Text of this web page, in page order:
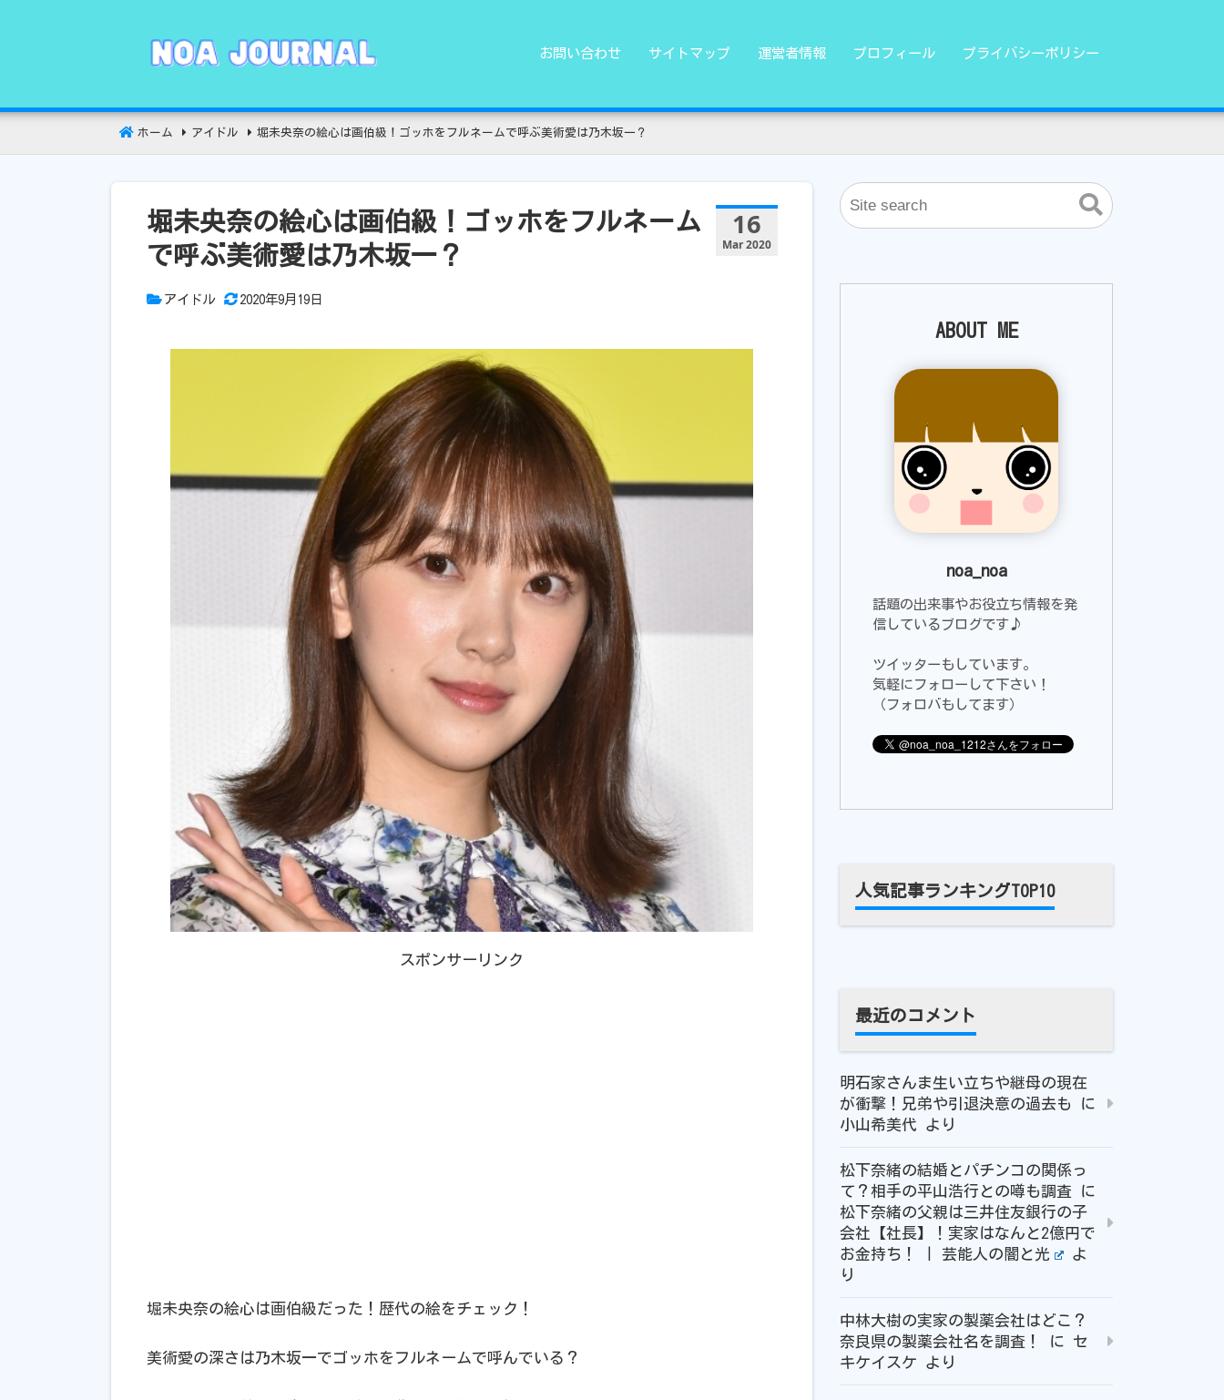
ツ
移
お問い合わせ サイトマップ 運営者情報 プロフィール プライバシーポリシー
ホーム アイドル 堀未央奈の絵心は画伯級！ゴッホをフルネームで呼ぶ美術愛は乃木坂一？
16
Mar 2020
堀未央奈の絵心は画伯級！ゴッホをフルネーム
で呼ぶ美術愛は乃木坂一？
アイドル 2020年9月19日
スポンサーリンク
堀未央奈の絵心は画伯級だった！歴代の絵をチェック！
美術愛の深さは乃木坂一でゴッホをフルネームで呼んでいる？
ABOUT ME
noa_noa
話題の出来事やお役立ち情報を発
信しているブログです♪
ツイッターもしています。
気軽にフォローして下さい！
（フォロバもしてます）
人気記事ランキングTOP10
最近のコメント
明石家さんま生い立ちや継母の現在
が衝撃！兄弟や引退決意の過去も
に
小山希美代 より
松下奈緒の結婚とパチンコの関係っ
て？相手の平山浩行との噂も調査 に
松下奈緒の父親は三井住友銀行の子
会社【社長】！実家はなんと2億円で
お金持ち！ | 芸能人の闇と光
よ
り
中林大樹の実家の製薬会社はどこ？
奈良県の製薬会社名を調査！
に セ
キケイスケ より